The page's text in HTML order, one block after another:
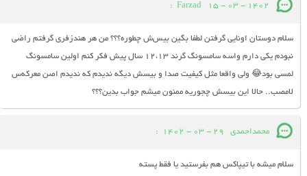
Farzad 15 - 03 - 1402
:
سلام دوستان اونایی گرفتن لطفا بگین بیس‌ش چطوره؟؟؟ من هر هندزفری گرفتم راضی
نبودم یکی دارم واسه سامسونگ گرند ۱۲،۱۳ سال پیش فکر کنم اولین سامسونگ
لمسی بود😂 ولی واقعا مثل کیفیت صدا و بیسش دیگه ندیدم که ندیدم اصن معرکه‌س
لامصب.. حالا این بیسش چجوریه ممنون میشم جواب بدین؟؟؟
محمداحمدی 29 - 03 - 1402
:
سلام میشه با تیپاکس هم بفرستید یا فقط پسته